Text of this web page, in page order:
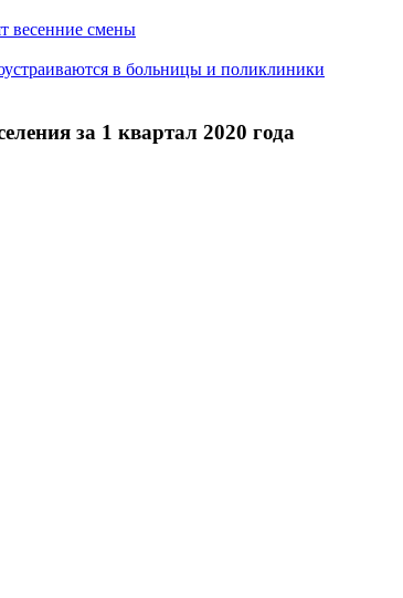
весенние смены
в больницы и поликлиники
за 1 квартал 2020 года